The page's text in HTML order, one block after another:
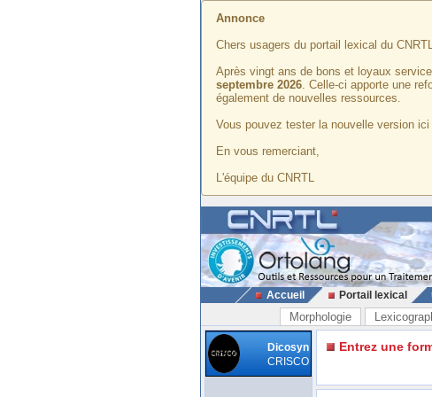
Annonce
Chers usagers du portail lexical du
Après vingt ans de bons et loyaux
septembre 2026. Celle-ci apporte une
également de nouvelles ressources.
Vous pouvez tester la nouvelle version ici
En vous remerciant,
L'équipe du CNRTL
Accueil Portail lexical
Morphologie
Dicosyn
CRISCO
Entrez une